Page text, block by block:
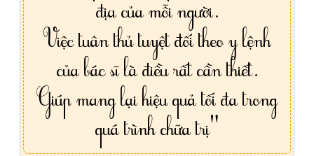
địa của mỗi người.
Việc tuân thủ tuyệt đối theo y lệnh
của bác sĩ là điều rất cần thiết.
Giúp mang lại hiệu quả tối đa trong
quá trình chữa trị"